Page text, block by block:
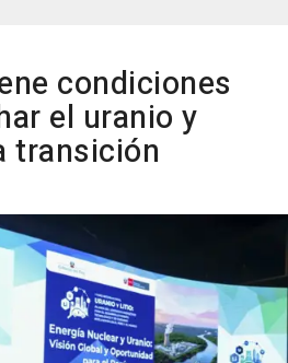
condiciones
el uranio y
transición